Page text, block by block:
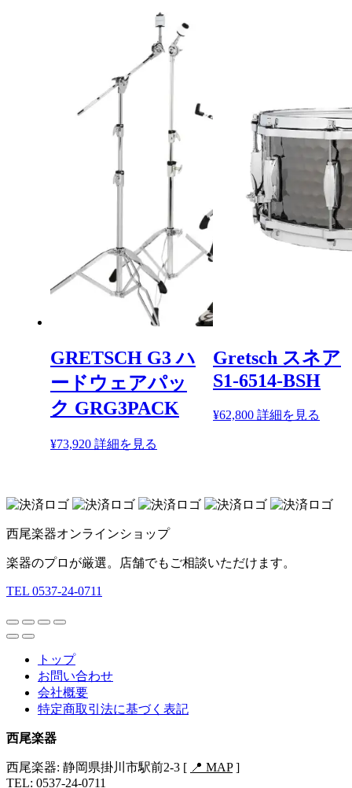
GRETSCH G3 ハ
ードウェアパッ
ク GRG3PACK
¥73,920 詳細を見る
Gretsch スネア
S1-6514-BSH
¥62,800 詳細を見る
西尾楽器オンラインショップ
楽器のプロが厳選。店舗でもご相談いただけます。
TEL 0537-24-0711
トップ
お問い合わせ
会社概要
特定商取引法に基づく表記
西尾楽器
西尾楽器: 静岡県掛川市駅前2-3 [ 📍 MAP]
TEL: 0537-24-0711